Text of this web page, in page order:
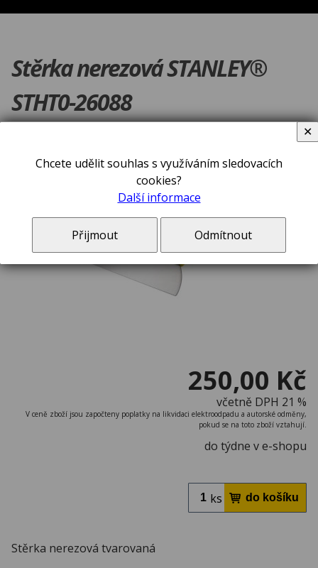
Stěrka nerezová STANLEY®
STHT0-26088
250,00 Kč
včetně DPH 21 %
V ceně zboží jsou započteny poplatky na likvidaci elektroodpadu a autorské odměny,
pokud se na toto zboží vztahují.
do týdne v e-shopu
ks
Stěrka nerezová tvarovaná
Chcete udělit souhlas s využíváním sledovacích
cookies?
Další informace
Přijmout Odmítnout
✕